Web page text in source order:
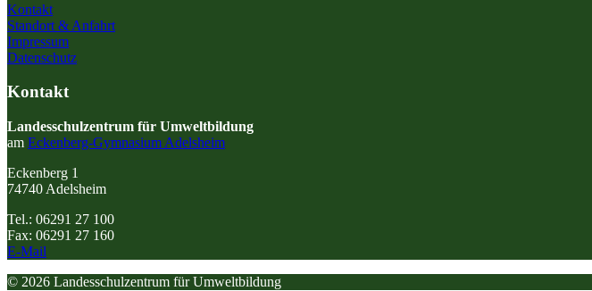
Kontakt
Standort & Anfahrt
Impressum
Datenschutz
Kontakt
Landesschulzentrum für Umweltbildung
am Eckenberg-Gymnasium Adelsheim
Eckenberg 1
74740 Adelsheim
Tel.: 06291 27 100
Fax: 06291 27 160
E-Mail
© 2026 Landesschulzentrum für Umweltbildung